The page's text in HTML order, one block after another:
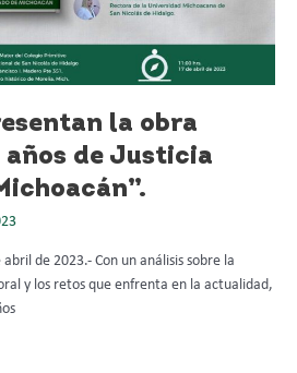
la obra
de Justicia
de 2023.- Con un análisis sobre la
y los retos que enfrenta en la actualidad,